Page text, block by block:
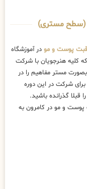
مو (سطح مستری)
پوست و مو در آموزشگاه
کلیه هنرجویان با شرکت
مستر مفاهیم را در
شرکت در این دوره
گذرانده باشید.
و مو در کامرون به